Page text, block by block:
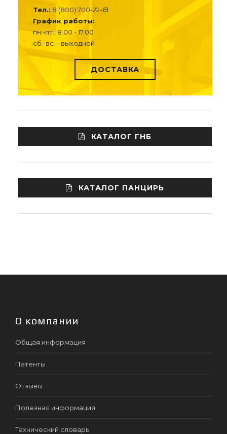
Тел.: 8 (800) 700-22-61
График работы:
пн.-пт.: 8.00 - 17.00
сб.-вс. - выходной
ДОСТАВКА
КАТАЛОГ ГНБ
КАТАЛОГ ПАНЦИРЬ
О компании
Общая информация
Патенты
Отзывы
Полезная информация
Технический словарь